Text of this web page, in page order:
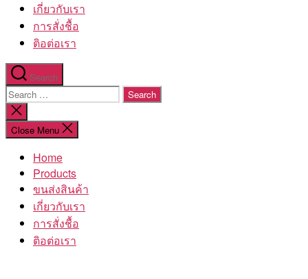
เกี่ยวกับเรา
การสั่งชื้อ
ติอต่อเรา
Search
Search
for:
Close
search
Close Menu
Home
Products
ขนส่งสินค้า
เกี่ยวกับเรา
การสั่งชื้อ
ติอต่อเรา